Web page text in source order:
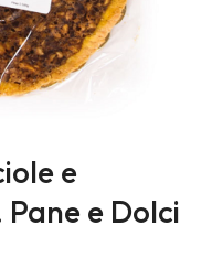
e
e Dolci